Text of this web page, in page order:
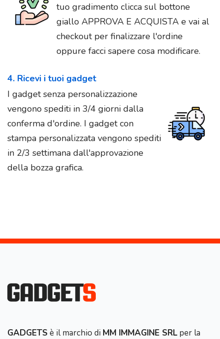
tuo gradimento clicca sul bottone
giallo APPROVA E ACQUISTA e vai al
checkout per finalizzare l'ordine
oppure facci sapere cosa modificare.
4. Ricevi i tuoi gadget
I gadget senza personalizzazione
vengono spediti in 3/4 giorni dalla
conferma d'ordine. I gadget con
stampa personalizzata vengono spediti
in 2/3 settimana dall'approvazione
della bozza grafica.
GADGETS è il marchio di MM IMMAGINE SRL per la